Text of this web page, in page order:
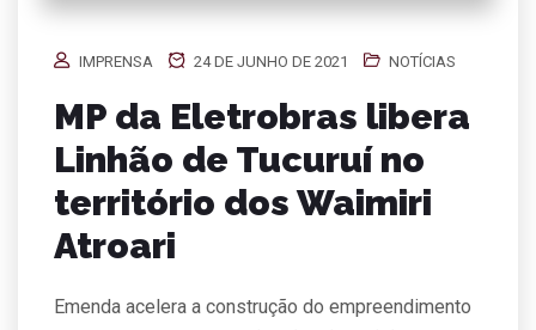
IMPRENSA 24 DE JUNHO DE 2021 NOTÍCIAS
MP da Eletrobras libera
Linhão de Tucuruí no
território dos Waimiri
Atroari
Emenda acelera a construção do empreendimento